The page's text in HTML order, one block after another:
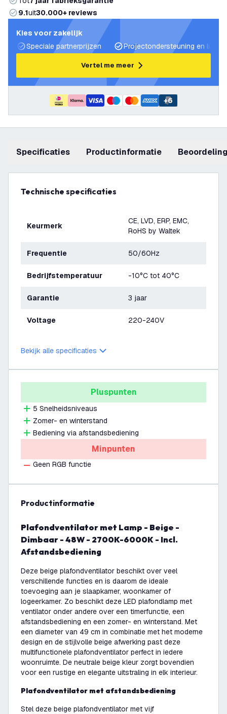
9.1uit30.000+ reviews
Kies voor zakelijk
Speciale partnerprijzen
Projectondersteuning en
Vertel me meer
+6
Specificaties productinformatie
Technische specificaties
Keurmerk
CE, LVD, ERP, EMC,
RoHS by Waltek
Frequentie 50/60Hz
Bedrijfstemperatuur -10°C tot 40°C
Garantie 3 jaar
Voltage 220-240V
Bekijk alle specificaties
Pluspunten
5 Snelheidsniveaus
Zomer- en winterstand
Bediening via afstandsbediening
Minpunten
Geen RGB functie
productinformatie
Plafondventilator met Lamp - Beige -
Dimbaar - 48W - 2700K-6000K - Incl.
Afstandsbediening
Deze beige plafondventilator beschikt over veel
verschillende functies en is daarom de ideale
toevoeging aan je slaapkamer, woonkamer of
logeerkamer. Zo beschikt deze LED plafondlamp met
ventilator onder andere over een timerfunctie, een
afstandsbediening en een zomer- en winterstand. Met
een diameter van 49 cm in combinatie met het moderne
design en de stijlvolle beige afwerking past deze
multifunctionele plafondventilator perfect in iedere
woonruimte. De neutrale beige kleur zorgt bovendien
voor een rustige en elegante uitstraling in elk interieur.
Plafondventilator met afstandsbediening
Stel deze beige plafondventilator met vijf